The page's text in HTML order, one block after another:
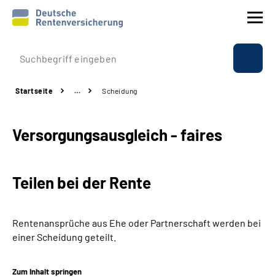
Prävention
Rente
Über uns & Presse
Online-Services
Startseite … Scheidung
Versorgungsausgleich - faires
Teilen bei der Rente
Rentenansprüche aus Ehe oder Partnerschaft werden bei
einer Scheidung geteilt.
Zum Inhalt springen